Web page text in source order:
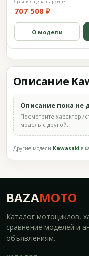
707 508 ₽
О модели
Описание
Описание пока не
Посмотрите
модель с другой.
Другие модели Kawasaki в
BAZAMOTO
Каталог мотоциклов,
сравнение моделей и
объявлениям.